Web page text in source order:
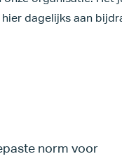
hier dagelijks aan
norm voor